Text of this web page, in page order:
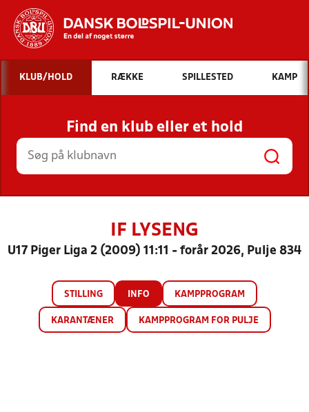
Hvad vil du søge efter?
INDHOLD OG NYHEDER
STILLINGER, RESULTATER, KLUBBER OG
HOLD
KLUB/HOLD RÆKKE SPILLESTED KAMP
Find en klub eller et hold
IF LYSENG
U17 Piger Liga 2 (2009) 11:11 - forår 2026, Pulje 834
STILLING INFO KAMPPROGRAM
KARANTÆNER KAMPPROGRAM FOR PULJE